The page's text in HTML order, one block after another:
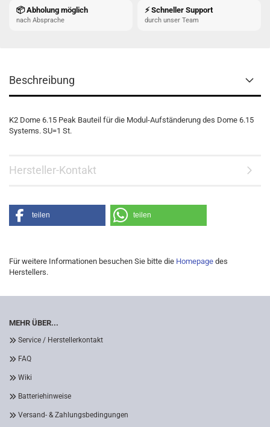
📦 Abholung möglich
nach Absprache
⚡ Schneller Support
durch unser Team
Beschreibung
K2 Dome 6.15 Peak Bauteil für die Modul-Aufständerung des Dome 6.15
Systems. SU=1 St.
Hersteller-Kontakt
teilen teilen
Für weitere Informationen besuchen Sie bitte die Homepage des
Herstellers.
MEHR ÜBER...
Service / Herstellerkontakt
FAQ
Wiki
Batteriehinweise
Versand- & Zahlungsbedingungen